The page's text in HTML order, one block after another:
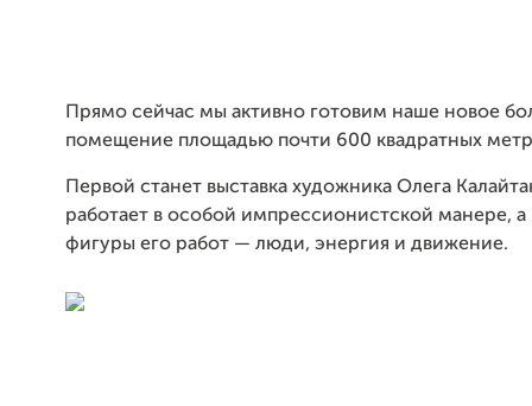
Прямо сейчас мы активно готовим наше новое
помещение площадью почти 600 квадратных
Первой станет выставка художника Олега
работает в особой импрессионистской манере, а
фигуры его работ — люди, энергия и движение.